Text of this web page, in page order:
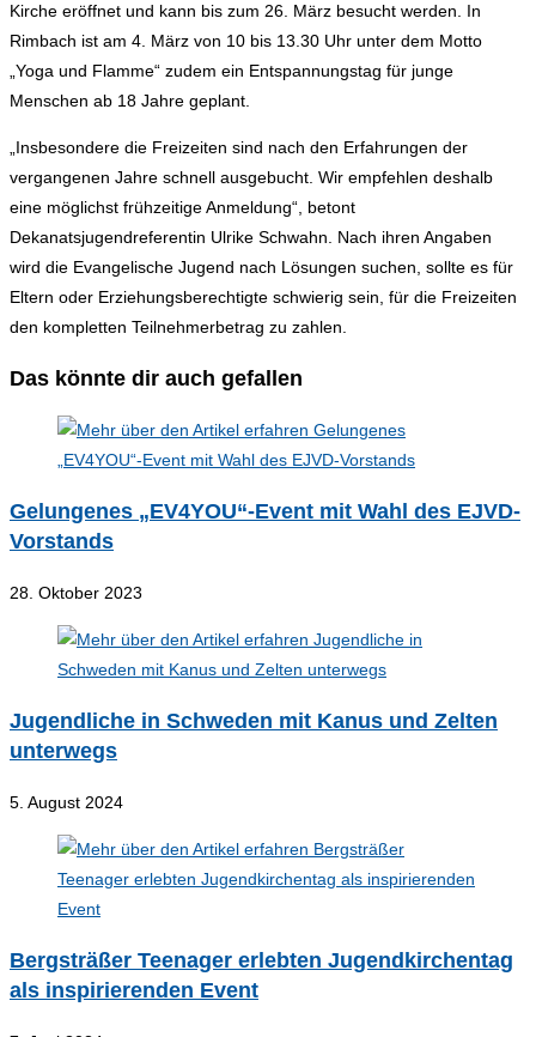
Kirche eröffnet und kann bis zum 26. März besucht werden. In
Rimbach ist am 4. März von 10 bis 13.30 Uhr unter dem Motto
„Yoga und Flamme“ zudem ein Entspannungstag für junge
Menschen ab 18 Jahre geplant.
„Insbesondere die Freizeiten sind nach den Erfahrungen der
vergangenen Jahre schnell ausgebucht. Wir empfehlen deshalb
eine möglichst frühzeitige Anmeldung“, betont
Dekanatsjugendreferentin Ulrike Schwahn. Nach ihren Angaben
wird die Evangelische Jugend nach Lösungen suchen, sollte es für
Eltern oder Erziehungsberechtigte schwierig sein, für die Freizeiten
den kompletten Teilnehmerbetrag zu zahlen.
Das könnte dir auch gefallen
Gelungenes „EV4YOU“-Event mit Wahl des EJVD-
Vorstands
28. Oktober 2023
Jugendliche in Schweden mit Kanus und Zelten
unterwegs
5. August 2024
Bergsträßer Teenager erlebten Jugendkirchentag
als inspirierenden Event